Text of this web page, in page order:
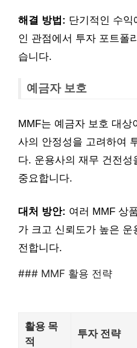
해결 방법: 단기적인 수익
인 관점에서 투자 포트폴
습니다.
예금자 보호
MMF는 예금자 보호 대
사의 안정성을 고려하여
다. 운용사의 재무 건전성
중요합니다.
대처 방안: 여러 MMF 상
가 크고 신뢰도가 높은
전합니다.
### MMF 활용 전략
활용 목
적
투자 전략